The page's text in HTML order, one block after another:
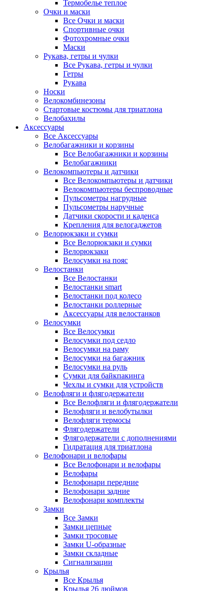
Термобелье теплое
Очки и маски
Все Очки и маски
Спортивные очки
Фотохромные очки
Маски
Рукава, гетры и чулки
Все Рукава, гетры и чулки
Гетры
Рукава
Носки
Велокомбинезоны
Стартовые костюмы для триатлона
Велобахилы
Аксессуары
Все Аксессуары
Велобагажники и корзины
Все Велобагажники и корзины
Велобагажники
Велокомпьютеры и датчики
Все Велокомпьютеры и датчики
Велокомпьютеры беспроводные
Пульсометры нагрудные
Пульсометры наручные
Датчики скорости и каденса
Крепления для велогаджетов
Велорюкзаки и сумки
Все Велорюкзаки и сумки
Велорюкзаки
Велосумки на пояс
Велостанки
Все Велостанки
Велостанки smart
Велостанки под колесо
Велостанки роллерные
Аксессуары для велостанков
Велосумки
Все Велосумки
Велосумки под седло
Велосумки на раму
Велосумки на багажник
Велосумки на руль
Сумки для байкпакинга
Чехлы и сумки для устройств
Велофляги и флягодержатели
Все Велофляги и флягодержатели
Велофляги и велобутылки
Велофляги термосы
Флягодержатели
Флягодержатели с дополнениями
Гидратация для триатлона
Велофонари и велофары
Все Велофонари и велофары
Велофары
Велофонари передние
Велофонари задние
Велофонари комплекты
Замки
Все Замки
Замки цепные
Замки тросовые
Замки U-образные
Замки складные
Сигнализации
Крылья
Все Крылья
Крылья 26 дюймов